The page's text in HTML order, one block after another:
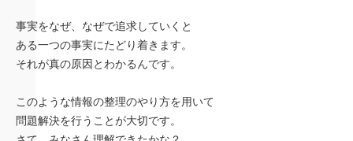
事実をなぜ、なぜで追求していくと
ある一つの事実にたどり着きます。
それが真の原因とわかるんです。
このような情報の整理のやり方を用いて
問題解決を行うことが大切です。